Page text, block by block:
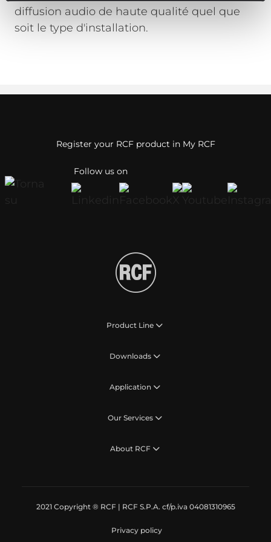
diffusion audio de haute qualité quel que
soit le type d'installation.
Follow us on
Register your RCF product in My RCF
Product Line
Downloads
Application
Our Services
About RCF
2021 Copyright ® RCF | RCF S.P.A. cf/p.iva 04081310965
Privacy policy